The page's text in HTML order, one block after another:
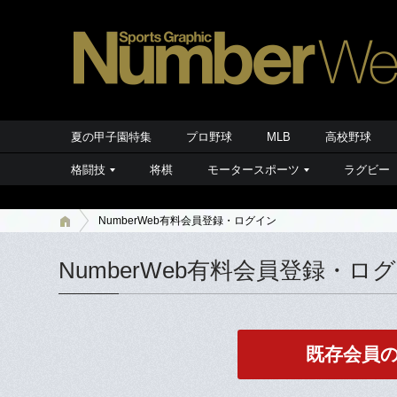
夏の甲子園特集 プロ野球 MLB 高校野球
格闘技 将棋 モータースポーツ ラグビー
NumberWeb有料会員登録・ログイン
NumberWeb有料会員登録・ロ
既存会員